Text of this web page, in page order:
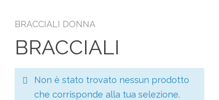
BRACCIALI DONNA
BRACCIALI
Non è stato trovato nessun prodotto
che corrisponde alla tua selezione.